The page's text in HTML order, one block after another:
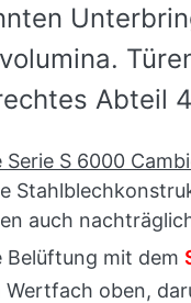
Abteil
S 6000
auch
Belüftung mit dem
Wertfach oben,